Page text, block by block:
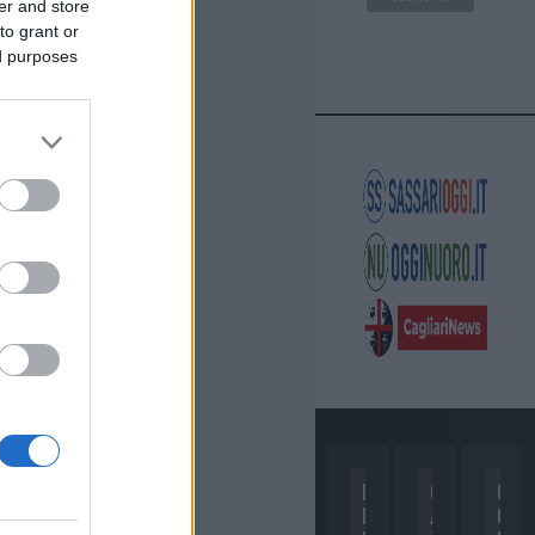
and store
grant or
purposes
D
I
C
A
C
O